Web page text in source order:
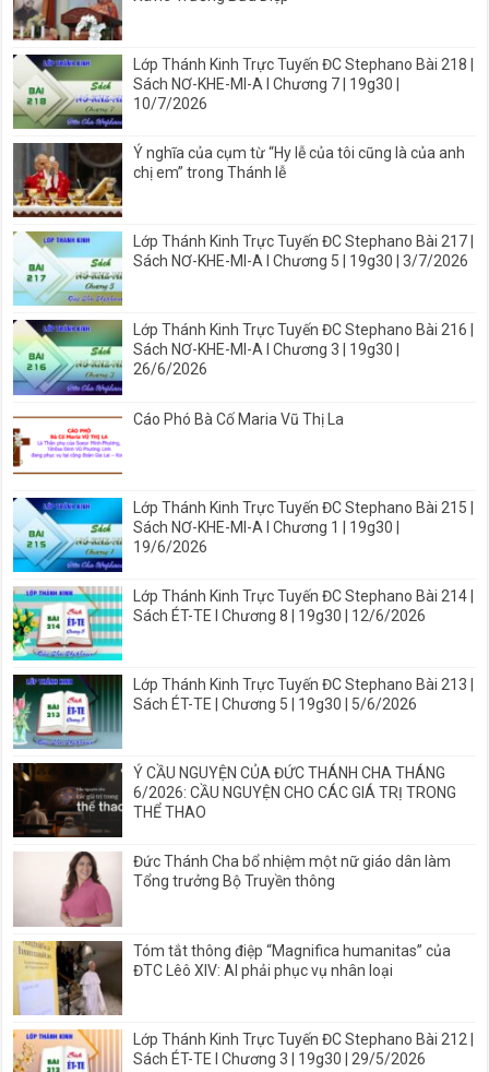
Lớp Thánh Kinh Trực Tuyến ĐC Stephano Bài 218 |
Sách NƠ-KHE-MI-A I Chương 7 | 19g30 |
10/7/2026
Ý nghĩa của cụm từ “Hy lễ của tôi cũng là của anh
chị em” trong Thánh lễ
Lớp Thánh Kinh Trực Tuyến ĐC Stephano Bài 217 |
Sách NƠ-KHE-MI-A I Chương 5 | 19g30 | 3/7/2026
Lớp Thánh Kinh Trực Tuyến ĐC Stephano Bài 216 |
Sách NƠ-KHE-MI-A I Chương 3 | 19g30 |
26/6/2026
Cáo Phó Bà Cố Maria Vũ Thị La
Lớp Thánh Kinh Trực Tuyến ĐC Stephano Bài 215 |
Sách NƠ-KHE-MI-A I Chương 1 | 19g30 |
19/6/2026
Lớp Thánh Kinh Trực Tuyến ĐC Stephano Bài 214 |
Sách ÉT-TE I Chương 8 | 19g30 | 12/6/2026
Lớp Thánh Kinh Trực Tuyến ĐC Stephano Bài 213 |
Sách ÉT-TE | Chương 5 | 19g30 | 5/6/2026
Ý CẦU NGUYỆN CỦA ĐỨC THÁNH CHA THÁNG
6/2026: CẦU NGUYỆN CHO CÁC GIÁ TRỊ TRONG
THỂ THAO
Đức Thánh Cha bổ nhiệm một nữ giáo dân làm
Tổng trưởng Bộ Truyền thông
Tóm tắt thông điệp “Magnifica humanitas” của
ĐTC Lêô XIV: AI phải phục vụ nhân loại
Lớp Thánh Kinh Trực Tuyến ĐC Stephano Bài 212 |
Sách ÉT-TE I Chương 3 | 19g30 | 29/5/2026